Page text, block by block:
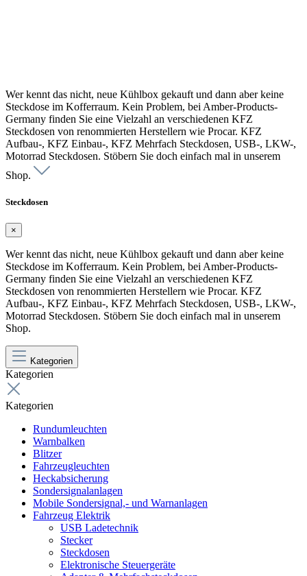
Wer kennt das nicht, neue Kühlbox gekauft und dann aber keine
Steckdose im Kofferraum. Kein Problem, bei Amber-Products-
Germany finden Sie eine Vielzahl an verschiedenen KFZ
Steckdosen von renommierten Herstellern wie Procar. KFZ
Aufbau-, KFZ Einbau-, KFZ Mehrfach Steckdosen, USB-, LKW-,
Motorrad Steckdosen. Stöbern Sie doch einfach mal in unserem
Shop.
Steckdosen
×
Wer kennt das nicht, neue Kühlbox gekauft und dann aber keine
Steckdose im Kofferraum. Kein Problem, bei Amber-Products-
Germany finden Sie eine Vielzahl an verschiedenen KFZ
Steckdosen von renommierten Herstellern wie Procar. KFZ
Aufbau-, KFZ Einbau-, KFZ Mehrfach Steckdosen, USB-, LKW-,
Motorrad Steckdosen. Stöbern Sie doch einfach mal in unserem
Shop.
Kategorien
Kategorien
Kategorien
Rundumleuchten
Warnbalken
Blitzer
Fahrzeugleuchten
Heckabsicherung
Sondersignalanlagen
Mobile Sondersignal,- und Warnanlagen
Fahrzeug Elektrik
USB Ladetechnik
Stecker
Steckdosen
Elektronische Steuergeräte